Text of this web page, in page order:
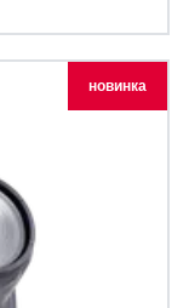
новинка